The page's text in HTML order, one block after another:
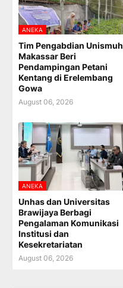
ANEKA
Tim Pengabdian Unismuh
Makassar Beri
Pendampingan Petani
Kentang di Erelembang
Gowa
August 06, 2026
ANEKA
Unhas dan Universitas
Brawijaya Berbagi
Pengalaman Komunikasi
Institusi dan
Kesekretariatan
August 06, 2026